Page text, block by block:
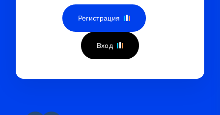
Регистрация
Вход